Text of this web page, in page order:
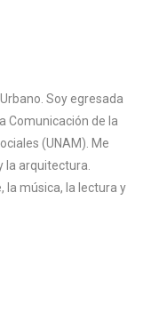
Soy egresada
Comunicación de la
(UNAM). Me
la arquitectura.
la música, la lectura y